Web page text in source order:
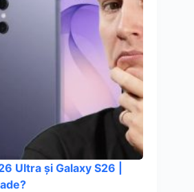
Ultra și Galaxy S26 |